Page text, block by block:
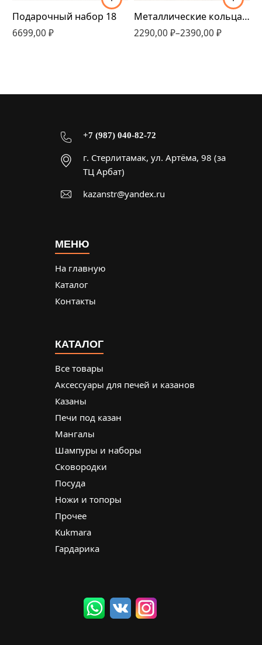
Подарочный набор 18
6699,00 ₽
Металлические кольца D400-430 4мм
2290,00 ₽–2390,00 ₽
+7 (987) 040-82-72
г. Стерлитамак, ул. Артёма, 98 (за
ТЦ Арбат)
kazanstr@yandex.ru
МЕНЮ
На главную
Каталог
Контакты
КАТАЛОГ
Все товары
Аксессуары для печей и казанов
Казаны
Печи под казан
Мангалы
Шампуры и наборы
Сковородки
Посуда
Ножи и топоры
Прочее
Kukmara
Гардарика